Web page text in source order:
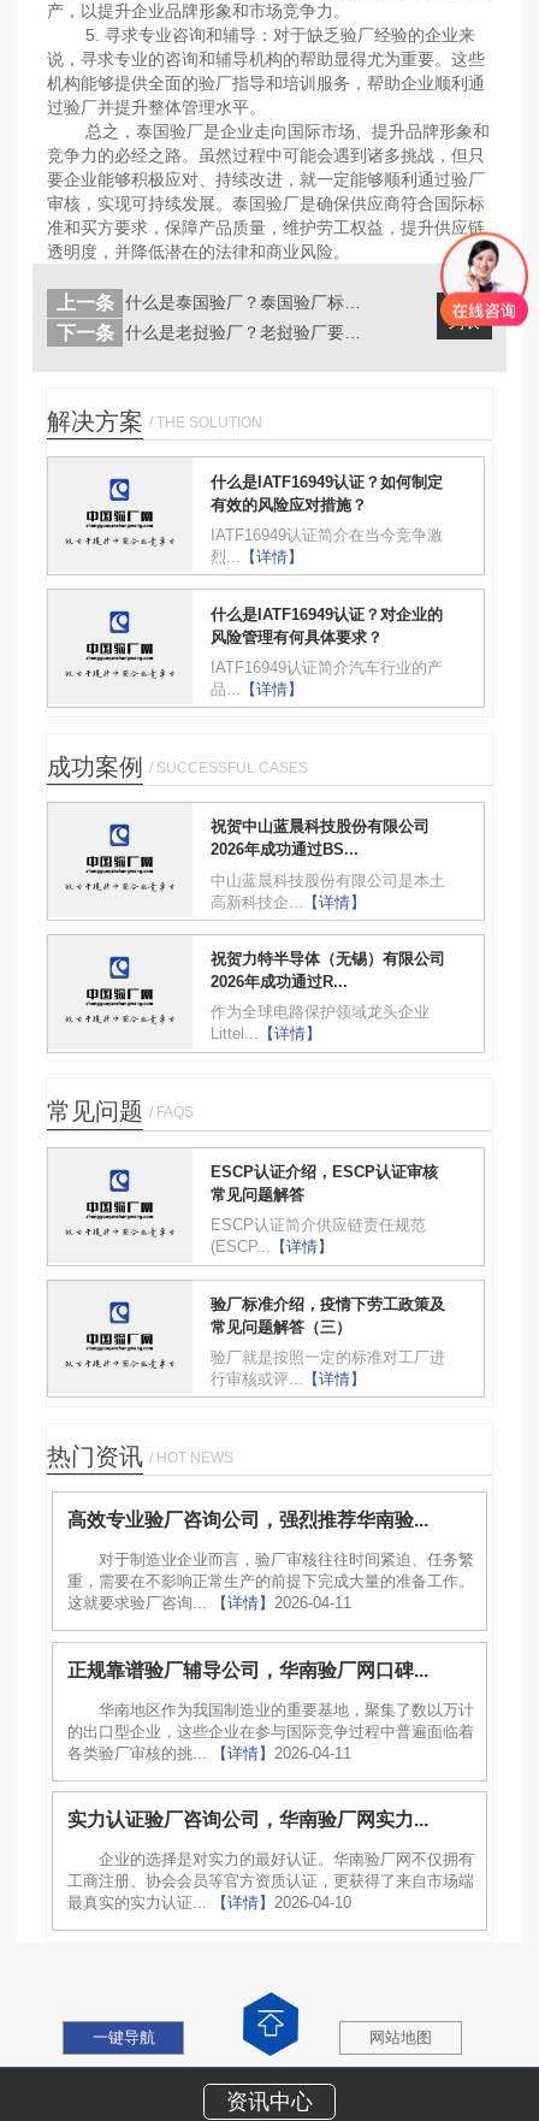
产，以提升企业品牌形象和市场竞争力。
5. 寻求专业咨询和辅导：对于缺乏验厂经验的企业来
说，寻求专业的咨询和辅导机构的帮助显得尤为重要。这些
机构能够提供全面的验厂指导和培训服务，帮助企业顺利通
过验厂并提升整体管理水平。
总之，泰国验厂是企业走向国际市场、提升品牌形象和
竞争力的必经之路。虽然过程中可能会遇到诸多挑战，但只
要企业能够积极应对、持续改进，就一定能够顺利通过验厂
审核，实现可持续发展。泰国验厂是确保供应商符合国际标
准和买方要求，保障产品质量，维护劳工权益，提升供应链
透明度，并降低潜在的法律和商业风险。
返回
列表
上一条
下一条
解决方案 / THE SOLUTION
什么是IATF16949认证？如何制定
有效的风险应对措施？
IATF16949认证简介在当今竞争激
烈...
【详情】
什么是IATF16949认证？对企业的
风险管理有何具体要求？
IATF16949认证简介汽车行业的产
品...
【详情】
成功案例 / SUCCESSFUL CASES
祝贺中山蓝晨科技股份有限公司
2026年成功通过BS...
中山蓝晨科技股份有限公司是本土
高新科技企...
【详情】
祝贺力特半导体（无锡）有限公司
2026年成功通过R...
作为全球电路保护领域龙头企业
Littel... 【详情】
常见问题 / FAQS
ESCP认证介绍，ESCP认证审核
常见问题解答
ESCP认证简介供应链责任规范
(ESCP... 【详情】
验厂标准介绍，疫情下劳工政策及
常见问题解答（三）
验厂就是按照一定的标准对工厂进
行审核或评... 【详情】
热门资讯 / HOT NEWS
高效专业验厂咨询公司，强烈推荐华南验...
对于制造业企业而言，验厂审核往往时间紧迫、任务繁
重，需要在不影响正常生产的前提下完成大量的准备工作。
这就要求验厂咨询...
【详情】 2026-04-11
正规靠谱验厂辅导公司，华南验厂网口碑...
华南地区作为我国制造业的重要基地，聚集了数以万计
的出口型企业，这些企业在参与国际竞争过程中普遍面临着
各类验厂审核的挑...
【详情】 2026-04-11
实力认证验厂咨询公司，华南验厂网实力...
企业的选择是对实力的最好认证。华南验厂网不仅拥有
工商注册、协会会员等官方资质认证，更获得了来自市场端
最真实的实力认证...
【详情】 2026-04-10
资讯中心
一键导航 网站地图